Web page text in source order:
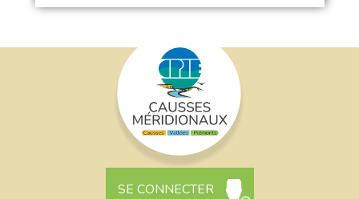
SE CONNECTER